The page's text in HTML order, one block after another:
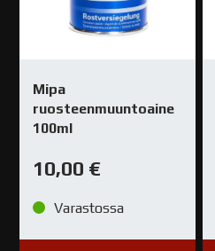
Mipa
ruosteenmuuntoaine
100ml
10,00 €
Varastossa